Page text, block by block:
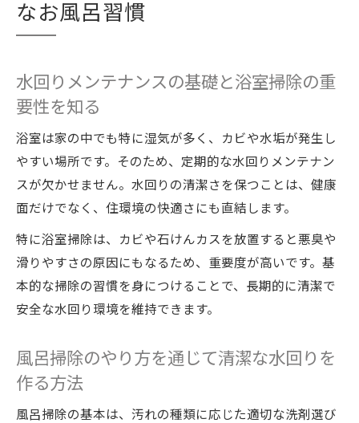
なお風呂習慣
水回りメンテナンスの基礎と浴室掃除の重
要性を知る
浴室は家の中でも特に湿気が多く、カビや水垢が発生し
やすい場所です。そのため、定期的な水回りメンテナン
スが欠かせません。水回りの清潔さを保つことは、健康
面だけでなく、住環境の快適さにも直結します。
特に浴室掃除は、カビや石けんカスを放置すると悪臭や
滑りやすさの原因にもなるため、重要度が高いです。基
本的な掃除の習慣を身につけることで、長期的に清潔で
安全な水回り環境を維持できます。
風呂掃除のやり方を通じて清潔な水回りを
作る方法
風呂掃除の基本は、汚れの種類に応じた適切な洗剤選び